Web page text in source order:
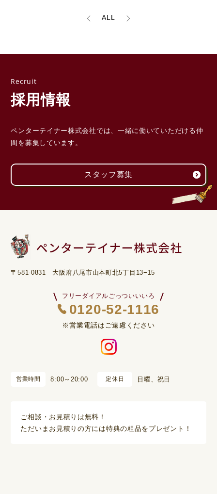
ALL
採用情報
ペンターテイナー株式会社では、一緒に働いていただける仲
間を募集しています。
スタッフ募集
〒581-0831 大阪府八尾市山本町北5丁目13−15
フリーダイアルごっついいいろ
0120-52-1116
※営業電話はご遠慮ください
営業時間 8:00～20:00 定休日 日曜、祝日
ご相談・お見積りは無料！
ただいまお見積りの方には特典の粗品をプレゼント！